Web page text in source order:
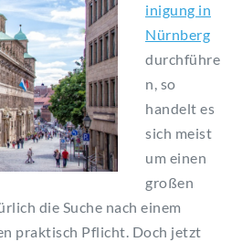
inigung in
Nürnberg
durchführe
n, so
handelt es
sich meist
um einen
großen
die Suche nach einem
praktisch Pflicht. Doch jetzt